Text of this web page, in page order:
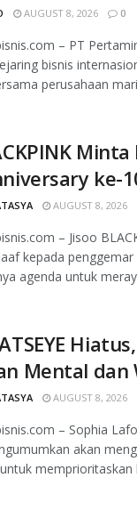
AUGUST 8, 2026 0
– PT
bisnis
perusahaan
ke-
AUGUST 8, 2026
– Jisoo
kepada
agenda untuk
Mental dan
AUGUST 8, 2026
– Sophia
akan
memprioritaskan